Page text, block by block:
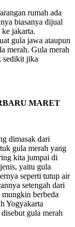
rumah ada
biasanya dijual
jakarta.
gula jawa ataupun
merah. Gula merah
sedikit jika
dimasak dari
gula merah yang
kita jumpai di
yaitu gula
seperti tutup air
setengah dari
berbeda
Yogyakarta
gula merah